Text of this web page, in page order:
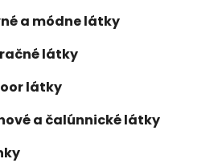
a módne látky
látky
látky
a čalúnnické látky